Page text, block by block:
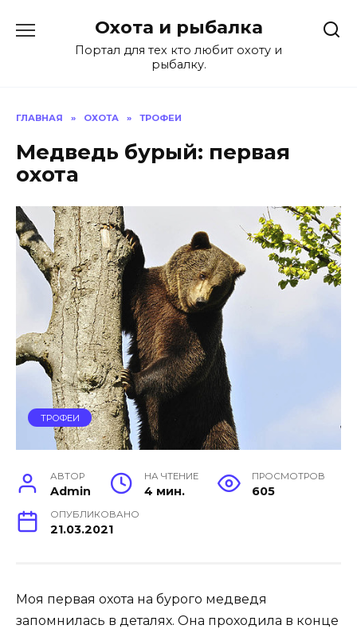
содержанию
Охота и рыбалка
Портал для тех кто любит охоту и
рыбалку.
ГЛАВНАЯ » ОХОТА » ТРОФЕИ
Медведь бурый: первая
охота
ТРОФЕИ
АВТОР
Admin
НА ЧТЕНИЕ
4 мин.
ПРОСМОТРОВ
605
ОПУБЛИКОВАНО
21.03.2021
Моя первая охота на бурого медведя
запомнилась в деталях. Она проходила в конце